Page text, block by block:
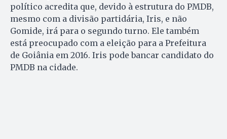
político acredita que, devido à estrutura do PMDB,
mesmo com a divisão partidária, Iris, e não
Gomide, irá para o segundo turno. Ele também
está preocupado com a eleição para a Prefeitura
de Goiânia em 2016. Iris pode bancar candidato do
PMDB na cidade.